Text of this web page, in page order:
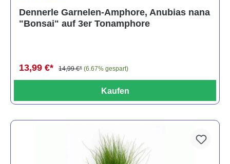
Dennerle Garnelen-Amphore, Anubias nana
"Bonsai" auf 3er Tonamphore
13,99 €* 14,99 €* (6.67% gespart)
Kaufen